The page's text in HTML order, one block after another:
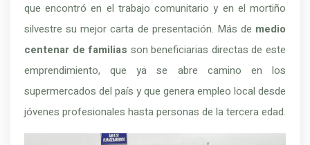
que encontró en el trabajo comunitario y en el mortiño
silvestre su mejor carta de presentación. Más de medio
centenar de familias son beneficiarias directas de este
emprendimiento, que ya se abre camino en los
supermercados del país y que genera empleo local desde
jóvenes profesionales hasta personas de la tercera edad.